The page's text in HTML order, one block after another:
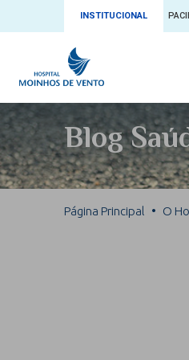
INSTITUCIONAL
Serviços Médicos
Núcleos e
Exames
Fale com o Moinhos
Blog
Página Principal O